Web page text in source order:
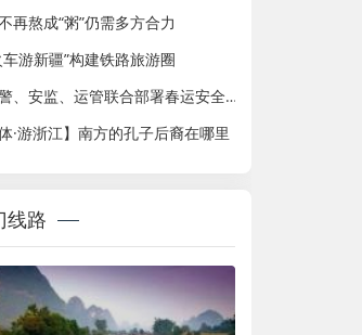
再熬成“粥”仍需多方合力
车游新疆”构建铁路旅游圈
福山交警、安监、运管联合部署春运安全工作
·游浙江】南方的孔子后裔在哪里
线路